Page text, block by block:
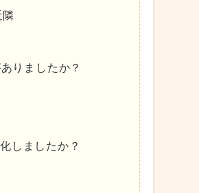
りましたか？
しましたか？